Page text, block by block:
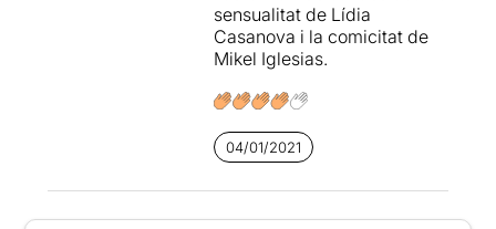
Casals, Àlex Ferré i Mikel
Iglesias). Genials!!! Tot i que
enMikel Iglesias
treballar millor la projecció
de la veu ja que des d’on
estàvem asseguts (fila 10)
moltes vegades no se
deia.
sensualitat de Lídia
Casanova i la comicitat de
Mikel Iglesias.
04/01/2021